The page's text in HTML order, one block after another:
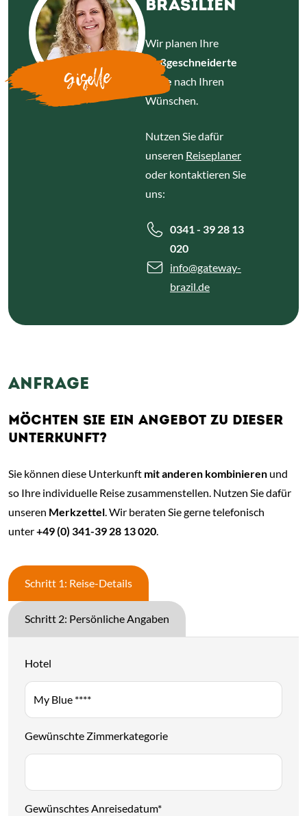
Giselle
BRASILIEN
Wir planen Ihre
maßgeschneiderte
Reise nach Ihren
Wünschen.
Nutzen Sie dafür
unseren Reiseplaner
oder kontaktieren Sie
uns:
0341 - 39 28 13
020
info@gateway-
brazil.de
ANFRAGE
MÖCHTEN SIE EIN ANGEBOT ZU DIESER
UNTERKUNFT?
Sie können diese Unterkunft mit anderen kombinieren und
so Ihre individuelle Reise zusammenstellen. Nutzen Sie dafür
unseren Merkzettel. Wir beraten Sie gerne telefonisch
unter+49 (0) 341-39 28 13 020.
Schritt 1: Reise-Details
Schritt 2: Persönliche Angaben
Hotel
Gewünschte Zimmerkategorie
Gewünschtes Anreisedatum*